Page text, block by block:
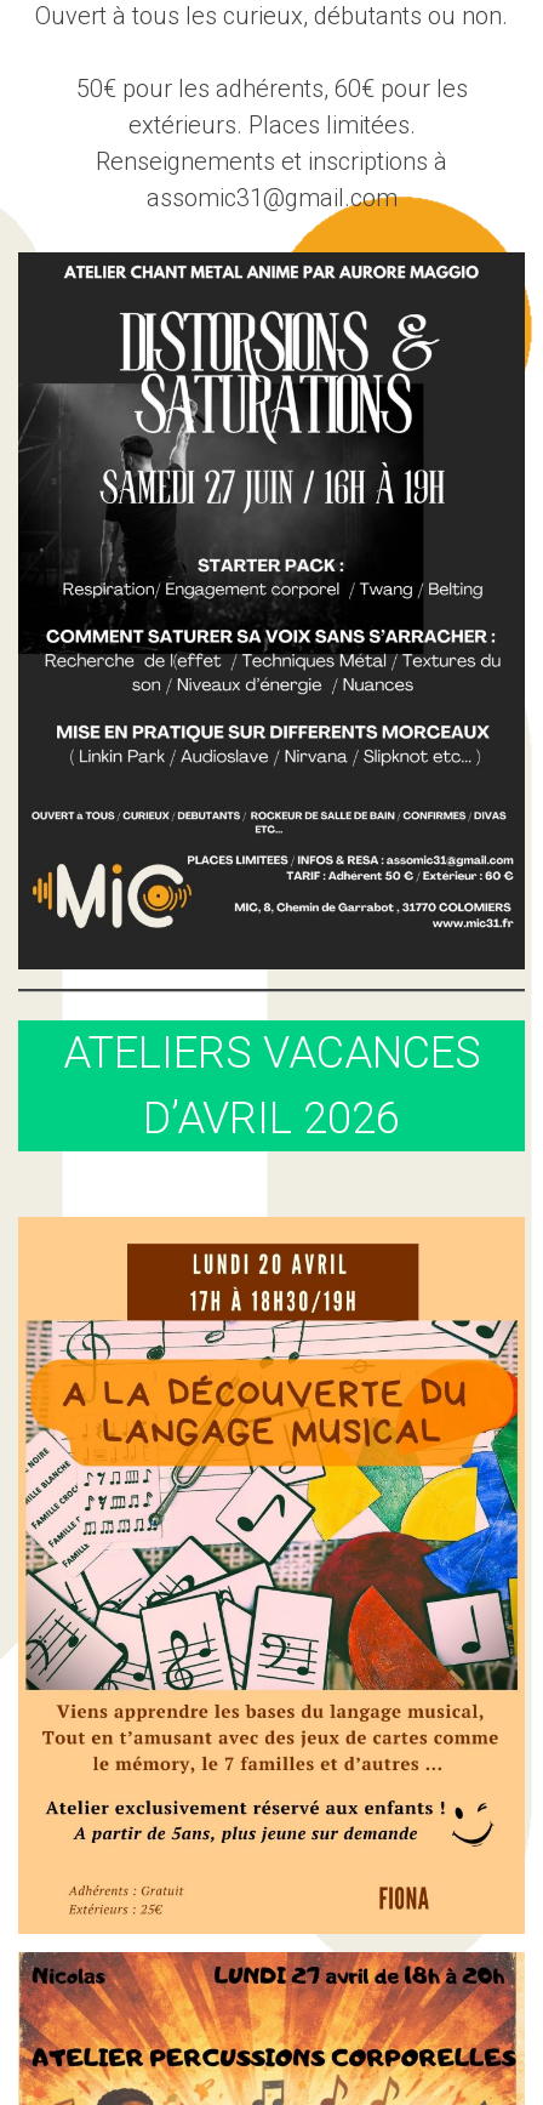
Ouvert à tous les curieux, débutants ou non.
50€ pour les adhérents, 60€ pour les
extérieurs. Places limitées.
Renseignements et inscriptions à
assomic31@gmail.com
ATELIERS VACANCES
D’AVRIL 2026